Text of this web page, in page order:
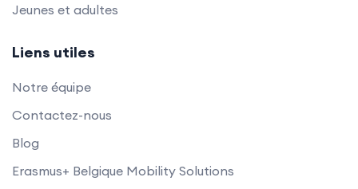
Jeunes et adultes
Liens utiles
Notre équipe
Contactez-nous
Blog
Erasmus+ Belgique Mobility Solutions